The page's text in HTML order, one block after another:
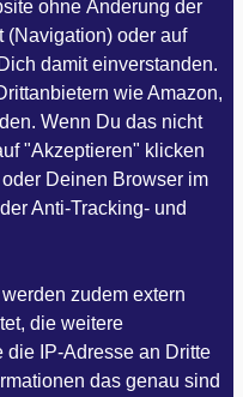
ohne Änderung der
oder auf
damit einverstanden.
wie Amazon,
Wenn Du das nicht
"Akzeptieren" klicken
Deinen Browser im
Anti-Tracking- und
zudem extern
die weitere
die IP-Adresse an Dritte
das genau sind